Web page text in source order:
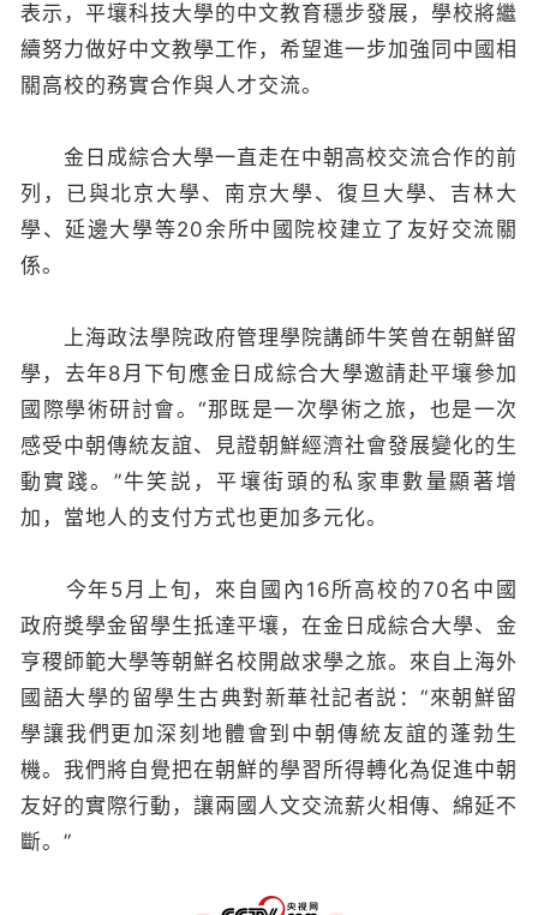
表示，平壤科技大學的中文教育穩步發展，學校將繼
續努力做好中文教學工作，希望進一步加強同中國相
關高校的務實合作與人才交流。
金日成綜合大學一直走在中朝高校交流合作的前
列，已與北京大學、南京大學、復旦大學、吉林大
學、延邊大學等20余所中國院校建立了友好交流關
係。
上海政法學院政府管理學院講師牛笑曾在朝鮮留
學，去年8月下旬應金日成綜合大學邀請赴平壤參加
國際學術研討會。“那既是一次學術之旅，也是一次
感受中朝傳統友誼、見證朝鮮經濟社會發展變化的生
動實踐。”牛笑説，平壤街頭的私家車數量顯著增
加，當地人的支付方式也更加多元化。
今年5月上旬，來自國內16所高校的70名中國
政府獎學金留學生抵達平壤，在金日成綜合大學、金
亨稷師範大學等朝鮮名校開啟求學之旅。來自上海外
國語大學的留學生古典對新華社記者説：“來朝鮮留
學讓我們更加深刻地體會到中朝傳統友誼的蓬勃生
機。我們將自覺把在朝鮮的學習所得轉化為促進中朝
友好的實際行動，讓兩國人文交流薪火相傳、綿延不
斷。”